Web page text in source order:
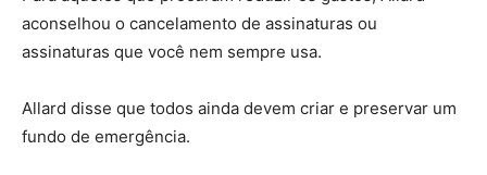
aconselhou o cancelamento de assinaturas ou
assinaturas que você nem sempre usa.
Allard disse que todos ainda devem criar e preservar um
fundo de emergência.